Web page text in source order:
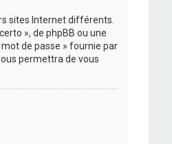
sites Internet différents.
», de phpBB ou une
de passe » fournie par
permettra de vous